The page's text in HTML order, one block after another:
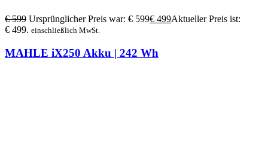
€599 Ursprünglicher Preis war: € 599€ 499Aktueller Preis ist:
€ 499. einschließlich MwSt.
MAHLE iX250 Akku | 242 Wh